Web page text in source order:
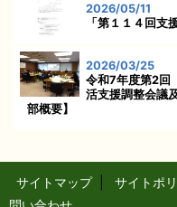
2026/05/11
「第１１４回支
2026/03/25
令和7年度第2回
活支援調整会議
部概要】
サイトマップ サイトポ